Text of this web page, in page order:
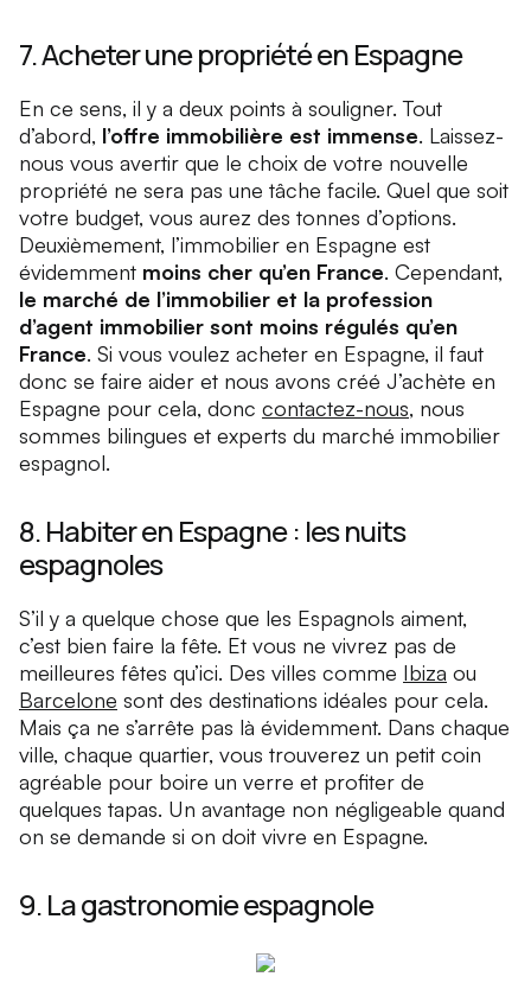
7. Acheter une propriété en Espagne
En ce sens, il y a deux points à souligner. Tout
d’abord, l’offre immobilière est immense. Laissez-
nous vous avertir que le choix de votre nouvelle
propriété ne sera pas une tâche facile. Quel que soit
votre budget, vous aurez des tonnes d’options.
Deuxièmement, l’immobilier en Espagne est
évidemment moins cher qu’en France. Cependant,
le marché de l’immobilier et la profession
d’agent immobilier sont moins régulés qu’en
France. Si vous voulez acheter en Espagne, il faut
donc se faire aider et nous avons créé J’achète en
Espagne pour cela, donc contactez-nous, nous
sommes bilingues et experts du marché immobilier
espagnol.
8. Habiter en Espagne : les nuits
espagnoles
S’il y a quelque chose que les Espagnols aiment,
c’est bien faire la fête. Et vous ne vivrez pas de
meilleures fêtes qu’ici. Des villes comme Ibiza ou
Barcelone sont des destinations idéales pour cela.
Mais ça ne s’arrête pas là évidemment. Dans chaque
ville, chaque quartier, vous trouverez un petit coin
agréable pour boire un verre et profiter de
quelques tapas. Un avantage non négligeable quand
on se demande si on doit vivre en Espagne.
9. La gastronomie espagnole